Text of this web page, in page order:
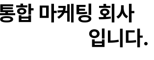
합 마케팅 회사
입니다.